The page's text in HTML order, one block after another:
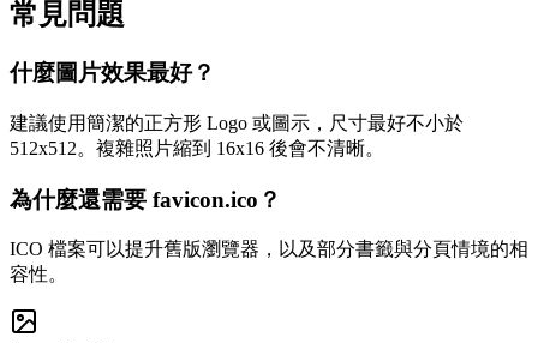
常見問題
什麼圖片效果最好？
建議使用簡潔的正方形 Logo 或圖示，尺寸最好不小於
512x512。複雜照片縮到 16x16 後會不清晰。
為什麼還需要 favicon.ico？
ICO 檔案可以提升舊版瀏覽器，以及部分書籤與分頁情境的相
容性。